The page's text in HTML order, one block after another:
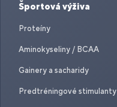
Športová výživa
Proteíny
Aminokyseliny / BCAA
Gainery a sacharidy
Predtréningové stimulanty